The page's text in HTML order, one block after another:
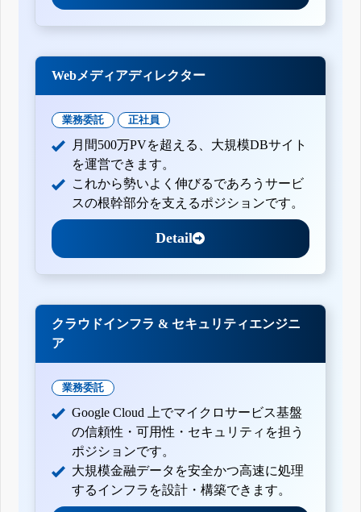
Webメディアディレクター
業務委託 正社員
月間500万PVを超える、大規模DBサイト
を運営できます。
これから勢いよく伸びるであろうサービ
スの根幹部分を支えるポジションです。
Detail
クラウドインフラ & セキュリティエンジニ
ア
業務委託
Google Cloud 上でマイクロサービス基盤
の信頼性・可用性・セキュリティを担う
ポジションです。
大規模金融データを安全かつ高速に処理
するインフラを設計・構築できます。